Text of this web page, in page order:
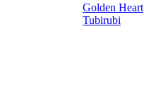
Golden Heart
Tubirubi